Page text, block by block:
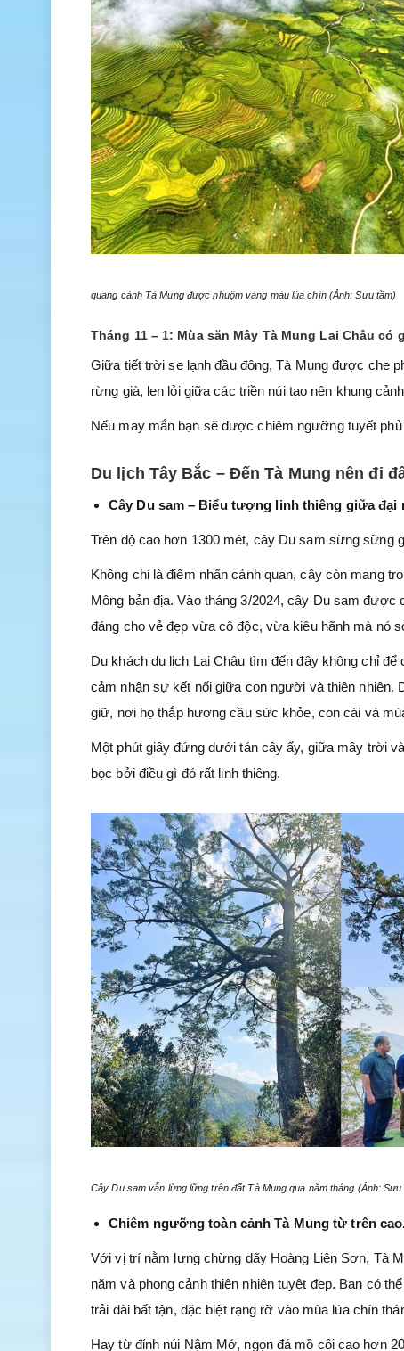
quang cảnh Tà Mung được nhuộm vàng màu lúa chín (Ảnh: Sưu tầm)
Tháng 11 – 1: Mùa săn Mây Tà Mung Lai Châu có
Giữa tiết trời se lạnh đầu đông, Tà Mung được che
rừng già, len lỏi giữa các triền núi tạo nên khung
Nếu may mắn bạn sẽ được chiêm ngưỡng tuyết
Du lịch Tây Bắc – Đến Tà Mung nên đi
Cây Du sam – Biểu tượng linh thiêng giữa đại
Trên độ cao hơn 1300 mét, cây Du sam sừng sững
Không chỉ là điểm nhấn cảnh quan, cây còn mang
Mông bản địa. Vào tháng 3/2024, cây Du sam
đáng cho vẻ đẹp vừa cô độc, vừa kiêu hãnh mà nó
Du khách du lịch Lai Châu tìm đến đây không chỉ
cảm nhận sự kết nối giữa con người và thiên
giữ, nơi họ thắp hương cầu sức khỏe, con cái và
Một phút giây đứng dưới tán cây ấy, giữa mây trời
bọc bởi điều gì đó rất linh thiêng.
Cây Du sam vẫn lừng lững trên đất Tà Mung qua năm tháng (Ảnh: Sưu
Chiêm ngưỡng toàn cảnh Tà Mung từ trên
Với vị trí nằm lưng chừng dãy Hoàng Liên Sơn, Tà
năm và phong cảnh thiên nhiên tuyệt đẹp. Bạn có
trải dài bất tận, đặc biệt rạng rỡ vào mùa lúa chín
Hay từ đỉnh núi Nậm Mở, ngọn đá mồ côi cao hơn